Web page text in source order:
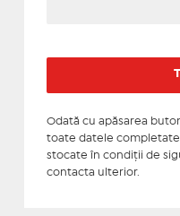
Odată cu apăsarea
toate datele completate
stocate în condiţii de
contacta ulterior.